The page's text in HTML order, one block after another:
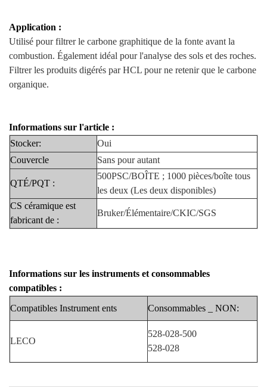
Application :
Utilisé pour filtrer le carbone graphitique de la fonte avant la
combustion. Également idéal pour l'analyse des sols et des roches.
Filtrer les produits digérés par HCL pourne retenir que le carbone
organique.
Informations sur l'article :
Stocker:
Oui
Couvercle
Sans pour autant
QTÉ/PQT :
500PSC/BOÎTE ; 1000 pièces/boîte tous
les deux (Les deux disponibles)
CS céramique est
fabricant de :
Bruker/Élémentaire/CKIC/SGS
Informations sur les instruments et consommables
compatibles :
Compatibles Instrument ents Consommables NON:
LECO
528-028-500
528-028